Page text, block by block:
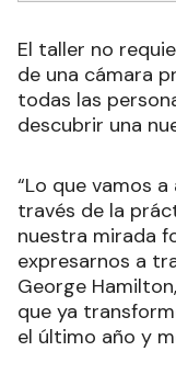
El taller no
de una cámara
todas las
descubrir una
“Lo que vamos
través de la
nuestra mirada
expresarnos a
George
que ya
el último año y